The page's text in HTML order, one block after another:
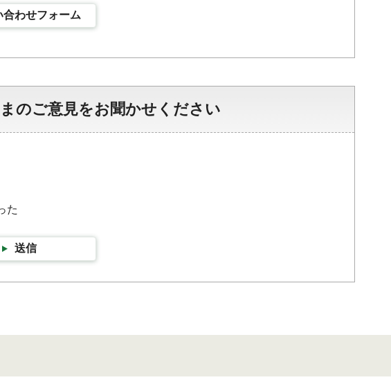
合わせフォーム
のご意見をお聞かせください
た
送信